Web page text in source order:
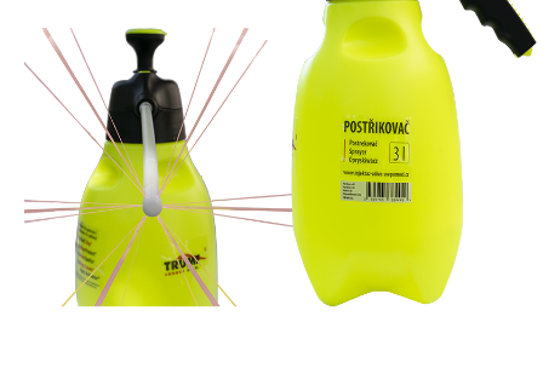
kompresorom
€121,00
+ PŘIDAT DO KOŠÍKU